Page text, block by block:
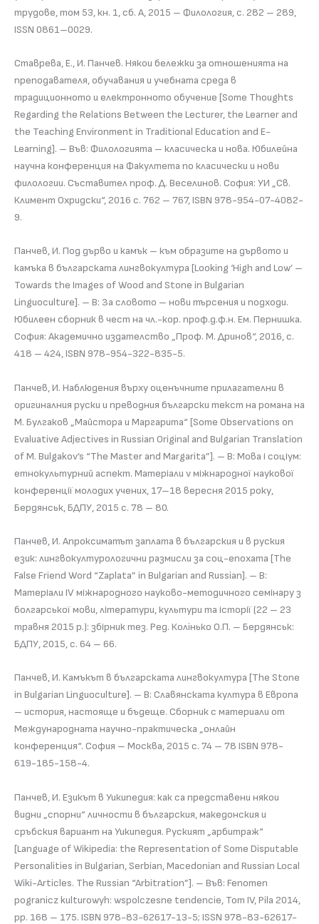
трудове, том 53, кн. 1, сб. А, 2015 – Филология, с. 282 – 289,
ISSN 0861–0029.
Ставрева, Е., И. Панчев. Някои бележки за отношенията на
преподавателя, обучавания и учебната среда в
традиционното и електронното обучение [Some Thoughts
Regarding the Relations Between the Lecturer, the Learner and
the Teaching Environment in Traditional Education and E-
Learning]. – Във: Филологията – класическа и нова. Юбилейна
научна конференция на Факултета по класически и нови
филологии. Съставител проф. Д. Веселинов. София: УИ „Св.
Климент Охридски“, 2016 с. 762 – 767, ISBN 978-954-07-4082-
9.
Панчев, И. Под дърво и камък – към образите на дървото и
камъка в българската лингвокултура [Looking ‘High and Low’ –
Towards the Images of Wood and Stone in Bulgarian
Linguoculture]. – В: За словото – нови търсения и подходи.
Юбилеен сборник в чест на чл.-кор. проф.д.ф.н. Ем. Пернишка.
София: Академично издателство „Проф. М. Дринов“, 2016, с.
418 – 424, ISBN 978-954-322-835-5.
Панчев, И. Наблюдения върху оценъчните прилагателни в
оригиналния руски и преводния български текст на романа на
М. Булгаков „Майстора и Маргарита“ [Some Observations on
Evaluative Adjectives in Russian Original and Bulgarian Translation
of M. Bulgakov’s “The Master and Margarita”]. – В: Мова і соціум:
етнокультурний аспект. Матеріали v міжнародної наукової
конференції молодих учених, 17–18 вересня 2015 року,
Бердянськ, БДПУ, 2015 с. 78 – 80.
Панчев, И. Апроксиматът заплата в българския и в руския
език: лингвокултурологични размисли за соц-епохата [The
False Friend Word “Zaplata” in Bulgarian and Russian]. – В:
Матеріали IV міжнародного науково-методичного семінару з
болгарської мови, літератури, культури та історії (22 – 23
травня 2015 р.): збірник тез. Ред. Колiнько О.П. – Бердянськ:
БДПУ, 2015, с. 64 – 66.
Панчев, И. Камъкът в българската лингвокултура [The Stone
in Bulgarian Linguoculture]. – В: Славянската култура в Европа
– история, настояще и бъдеще. Сборник с материали от
Международната научно-практическа „онлайн
конференция“. София – Москва, 2015 с. 74 – 78 ISBN 978-
619-185-158-4.
Панчев, И. Езикът в Уикипедия: как са представени някои
видни „спорни“ личности в българския, македонския и
сръбския вариант на Уикипедия. Руският „арбитраж“
[Language of Wikipedia: the Representation of Some Disputable
Personalities in Bulgarian, Serbian, Macedonian and Russian Local
Wiki-Articles. The Russian “Arbitration”]. – Във: Fenomen
pogranicz kulturowyh: wspolczesne tendencie, Tom IV, Pila 2014,
pp. 168 – 175. ISBN 978-83-62617-13-5; ISSN 978-83-62617-